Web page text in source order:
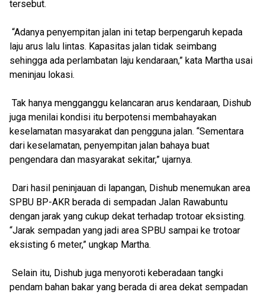
tersebut.
“Adanya penyempitan jalan ini tetap berpengaruh kepada
laju arus lalu lintas. Kapasitas jalan tidak seimbang
sehingga ada perlambatan laju kendaraan,” kata Martha usai
meninjau lokasi.
Tak hanya mengganggu kelancaran arus kendaraan, Dishub
juga menilai kondisi itu berpotensi membahayakan
keselamatan masyarakat dan pengguna jalan. “Sementara
dari keselamatan, penyempitan jalan bahaya buat
pengendara dan masyarakat sekitar,” ujarnya.
Dari hasil peninjauan di lapangan, Dishub menemukan area
SPBU BP-AKR berada di sempadan Jalan Rawabuntu
dengan jarak yang cukup dekat terhadap trotoar eksisting.
“Jarak sempadan yang jadi area SPBU sampai ke trotoar
eksisting 6 meter,” ungkap Martha.
Selain itu, Dishub juga menyoroti keberadaan tangki
pendam bahan bakar yang berada di area dekat sempadan